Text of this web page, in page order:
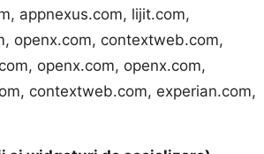
appnexus.com, lijit.com,
openx.com, contextweb.com,
openx.com, openx.com,
contextweb.com, experian.com,